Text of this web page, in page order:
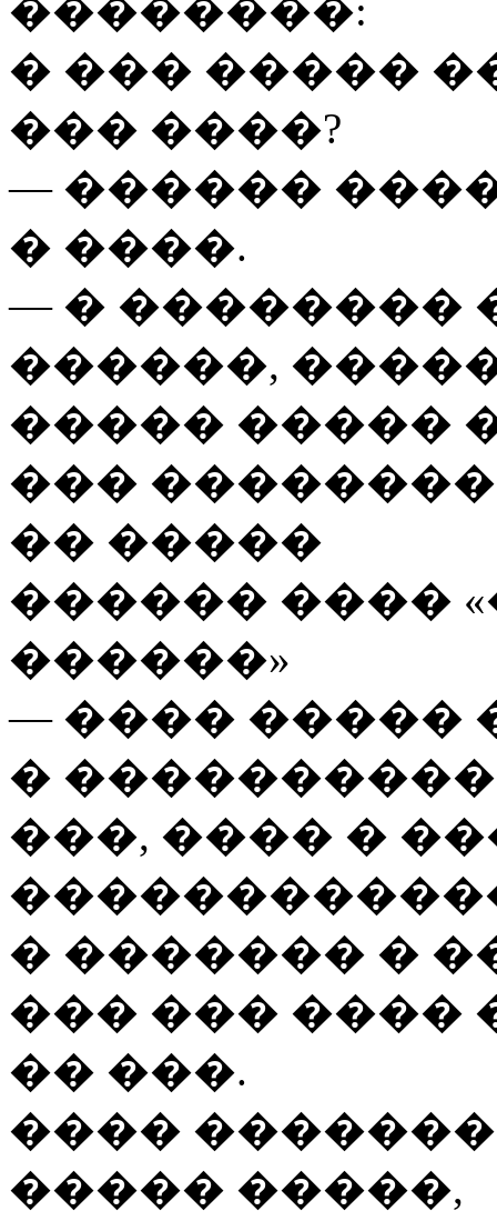
��������:
� ��� �����
��� ����?
— ������
� ����.
— � ��������
������,
����� �����
���
�� �����
������ ����
������»
— ���� �����
�
���, ���� �
� ������� �
��� ��� ����
�� ���.
����
����� �����,